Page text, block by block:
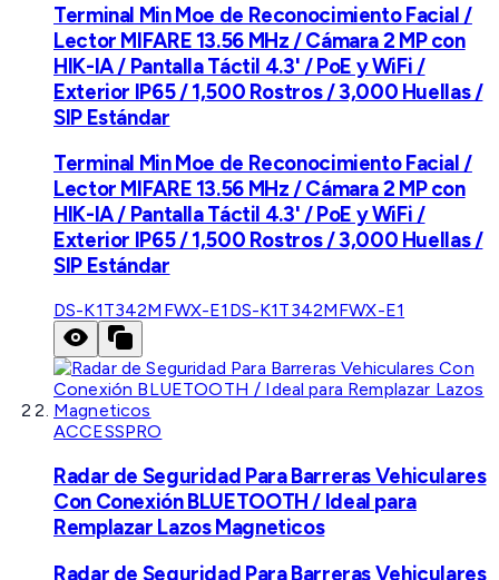
Terminal Min Moe de Reconocimiento Facial /
Lector MIFARE 13.56 MHz / Cámara 2 MP con
HIK-IA / Pantalla Táctil 4.3' / PoE y WiFi /
Exterior IP65 / 1,500 Rostros / 3,000 Huellas /
SIP Estándar
Terminal Min Moe de Reconocimiento Facial /
Lector MIFARE 13.56 MHz / Cámara 2 MP con
HIK-IA / Pantalla Táctil 4.3' / PoE y WiFi /
Exterior IP65 / 1,500 Rostros / 3,000 Huellas /
SIP Estándar
DS-K1T342MFWX-E1 DS-K1T342MFWX-E1
ACCESSPRO
Radar de Seguridad Para Barreras Vehiculares
Con Conexión BLUETOOTH / Ideal para
Remplazar Lazos Magneticos
Radar de Seguridad Para Barreras Vehiculares